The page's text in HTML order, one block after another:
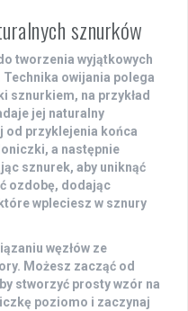
sznurków
tworzenia wyjątkowych
owijania polega
sznurkiem, na przykład
jej naturalny
od przyklejenia końca
a następnie
sznurek, aby uniknąć
ozdobę, dodając
wpleciesz w sznury
węzłów ze
Możesz zacząć od
stworzyć prosty wzór na
poziomo i zaczynaj